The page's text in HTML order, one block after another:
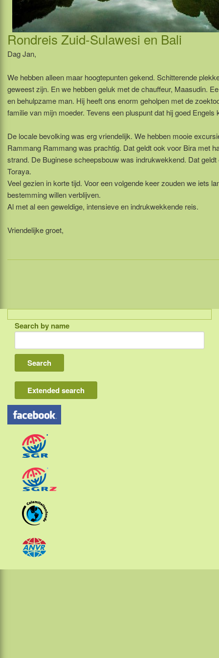
Rondreis Zuid-Sulawesi en Bali
Dag Jan,
We hebben alleen maar hoogtepunten gekend. Schitterende
geweest zijn. En we hebben geluk met de chauffeur, Maasudin.
en behulpzame man. Hij heeft ons enorm geholpen met de
familie van mijn moeder. Tevens een pluspunt dat hij goed Engels
De locale bevolking was erg vriendelijk. We hebben mooie
Rammang Rammang was prachtig. Dat geldt ook voor Bira met
strand. De Buginese scheepsbouw was indrukwekkend. Dat geldt
Toraya.
Veel gezien in korte tijd. Voor een volgende keer zouden we iets
bestemming willen verblijven.
Al met al een geweldige, intensieve en indrukwekkende reis.
Vriendelijke groet,
Indonesia
Bali
Lombok
Flores & Komodo
Other Sunda islands
Java
Kalimantan
Moluccas
Papua
Sumatra
Search by name
Extended search